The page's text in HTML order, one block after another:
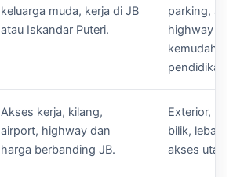
keluarga muda, kerja di JB
atau Iskandar Puteri.
parking,
highway
kemudahan
pendidikan.
Akses kerja, kilang,
airport, highway dan
harga berbanding JB.
Exterior,
bilik, lebar
akses